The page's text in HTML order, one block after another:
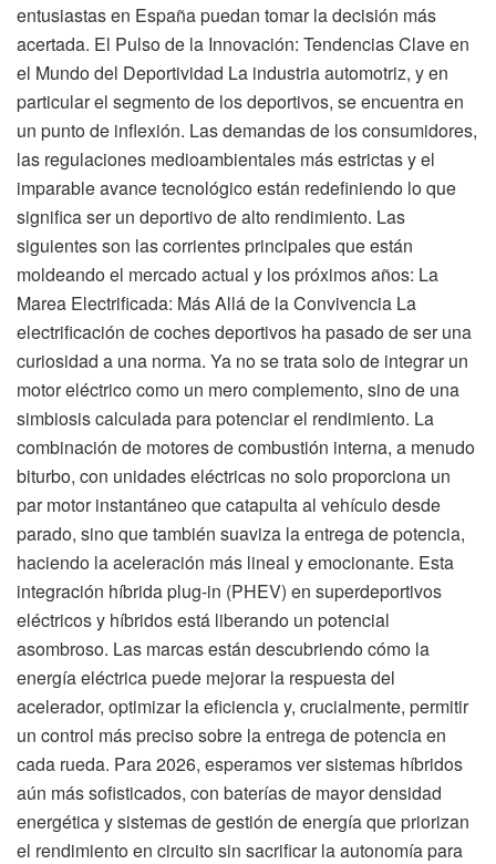
entusiastas en España puedan tomar la decisión más
acertada. El Pulso de la Innovación: Tendencias Clave en
el Mundo del Deportividad La industria automotriz, y en
particular el segmento de los deportivos, se encuentra en
un punto de inflexión. Las demandas de los consumidores,
las regulaciones medioambientales más estrictas y el
imparable avance tecnológico están redefiniendo lo que
significa ser un deportivo de alto rendimiento. Las
siguientes son las corrientes principales que están
moldeando el mercado actual y los próximos años: La
Marea Electrificada: Más Allá de la Convivencia La
electrificación de coches deportivos ha pasado de ser una
curiosidad a una norma. Ya no se trata solo de integrar un
motor eléctrico como un mero complemento, sino de una
simbiosis calculada para potenciar el rendimiento. La
combinación de motores de combustión interna, a menudo
biturbo, con unidades eléctricas no solo proporciona un
par motor instantáneo que catapulta al vehículo desde
parado, sino que también suaviza la entrega de potencia,
haciendo la aceleración más lineal y emocionante. Esta
integración híbrida plug-in (PHEV) en superdeportivos
eléctricos y híbridos está liberando un potencial
asombroso. Las marcas están descubriendo cómo la
energía eléctrica puede mejorar la respuesta del
acelerador, optimizar la eficiencia y, crucialmente, permitir
un control más preciso sobre la entrega de potencia en
cada rueda. Para 2026, esperamos ver sistemas híbridos
aún más sofisticados, con baterías de mayor densidad
energética y sistemas de gestión de energía que priorizan
el rendimiento en circuito sin sacrificar la autonomía para